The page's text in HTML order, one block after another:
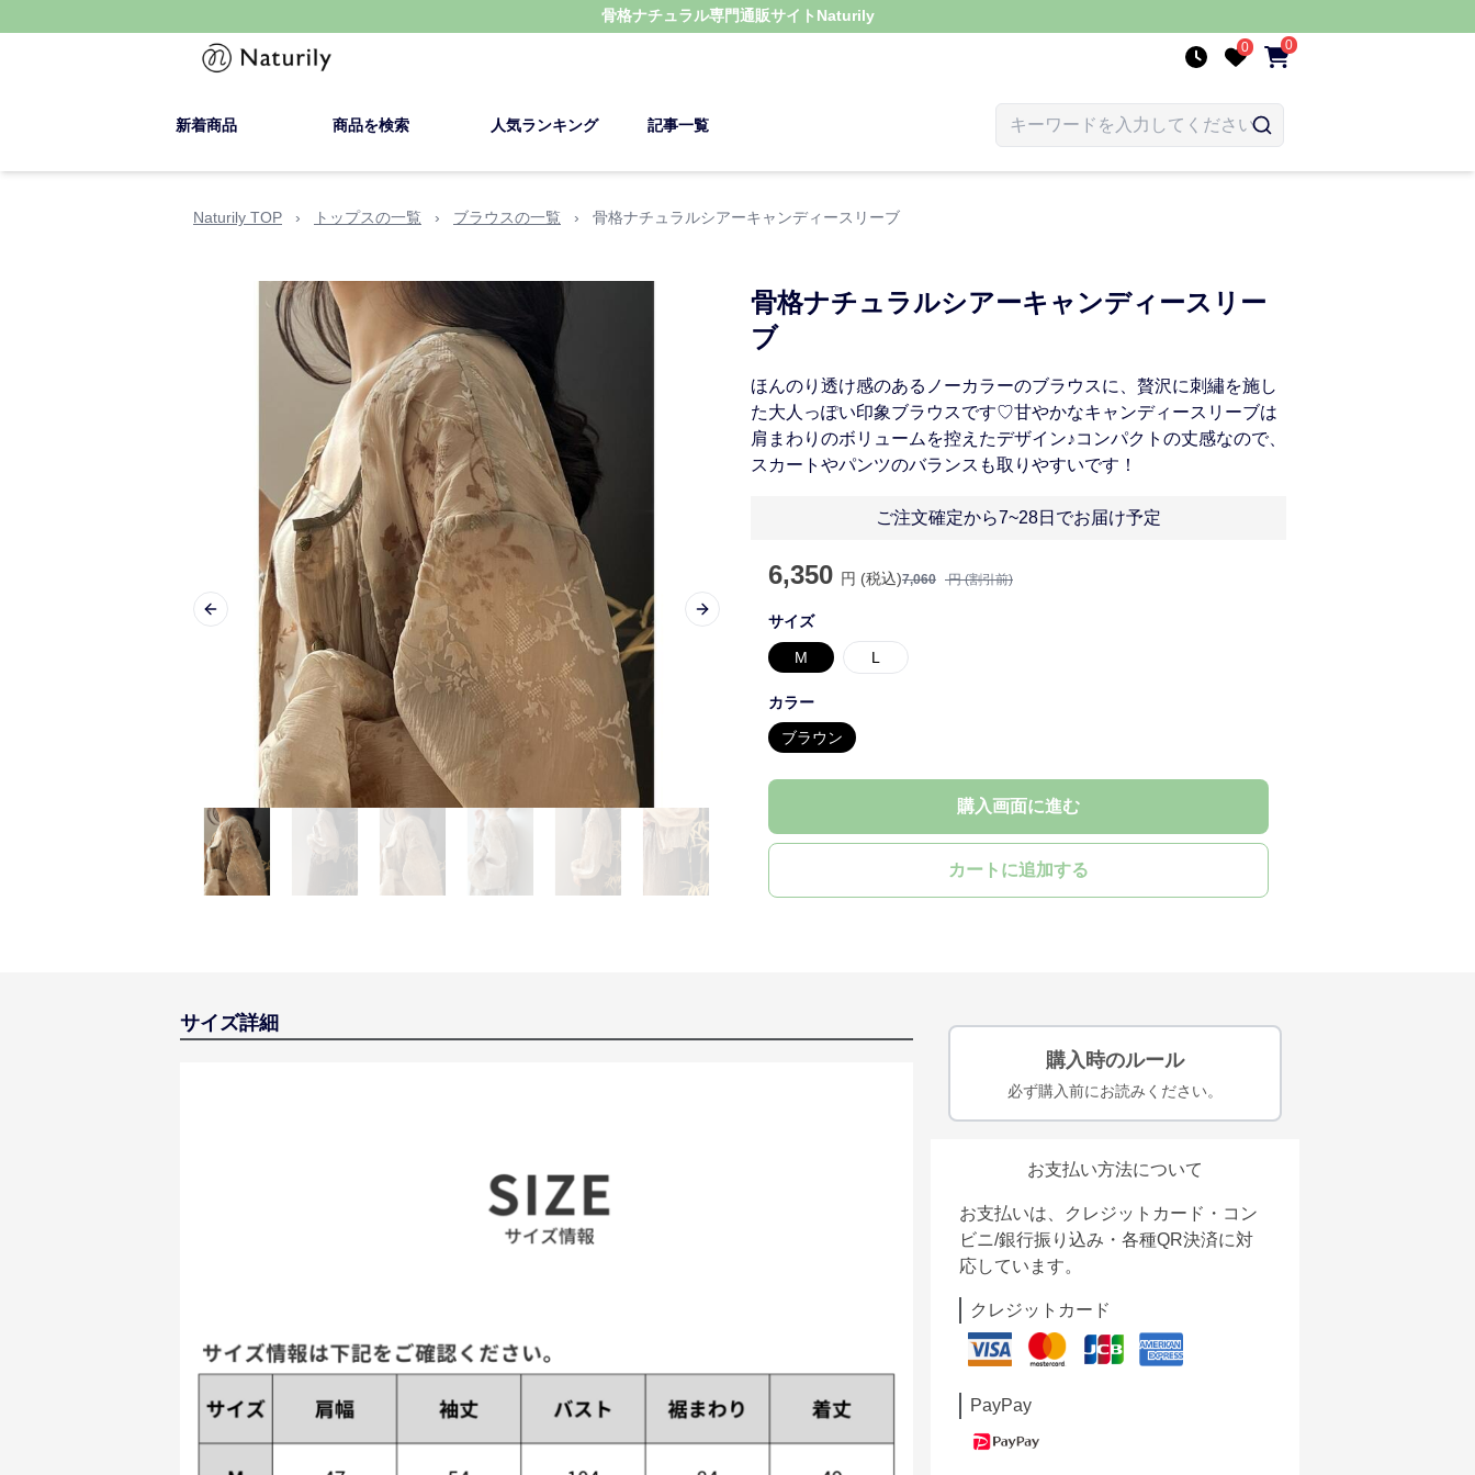
骨格ナチュラル専門通販サイト Naturily
0 0
新着商品 商品を検索 人気ランキング 記事一覧
Naturily TOP › トップスの一覧 › ブラウスの一覧 › 骨格ナチュラルシアーキャンディースリーブ
Previous slide Next slide
骨格ナチュラルシアーキャンディースリー
ブ
ほんのり透け感のあるノーカラーのブラウスに、贅沢に刺繡を施し
た大人っぽい印象ブラウスです♡甘やかなキャンディースリーブは
肩まわりのボリュームを控えたデザイン♪コンパクトの丈感なので、
スカートやパンツのバランスも取りやすいです！
ご注文確定から7~28日でお届け予定
6,350 円 (税込)7,060 円 (割引前)
サイズ
M L
カラー
ブラウン
購入画面に進む
カートに追加する
サイズ詳細
購入時のルール
必ず購入前にお読みください。
お支払い方法について
お支払いは、クレジットカード・コン
ビニ/銀行振り込み・各種QR決済に対
応しています。
クレジットカード
PayPay